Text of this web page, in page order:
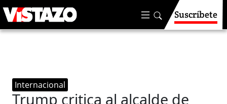
Suscríbete
Internacional
Trump critica al alcalde de